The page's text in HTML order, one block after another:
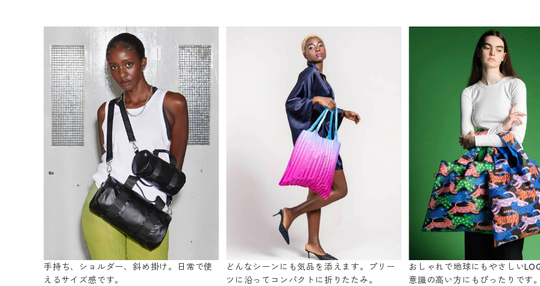
手持ち、ショルダー、斜め掛け。日常で使
えるサイズ感です。
どんなシーンにも気品を添えます。プリー
ツに沿ってコンパクトに折りたたみ。
おしゃれで地球にもやさしい
意識の高い方にもぴったりです。